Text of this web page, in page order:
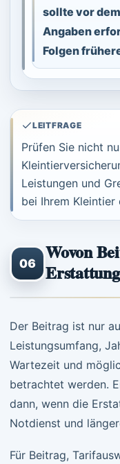
sollte vor
Angaben
Folgen
LEITFRAGE
Prüfen Sie nicht
Leistungen und
bei Ihrem Kleintier
06
Wovon
Der Beitrag ist nur
Leistungsumfang,
Wartezeit und
betrachtet werden.
dann, wenn die
Notdienst und
Für Beitrag,